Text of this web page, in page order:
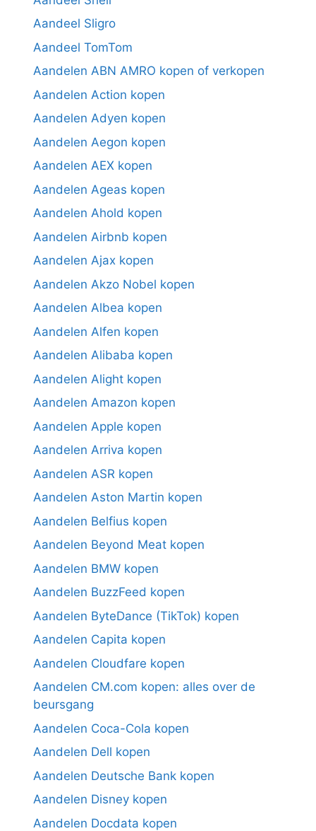
Aandeel Sligro
Aandeel TomTom
Aandelen ABN AMRO kopen of verkopen
Aandelen Action kopen
Aandelen Adyen kopen
Aandelen Aegon kopen
Aandelen AEX kopen
Aandelen Ageas kopen
Aandelen Ahold kopen
Aandelen Airbnb kopen
Aandelen Ajax kopen
Aandelen Akzo Nobel kopen
Aandelen Albea kopen
Aandelen Alfen kopen
Aandelen Alibaba kopen
Aandelen Alight kopen
Aandelen Amazon kopen
Aandelen Apple kopen
Aandelen Arriva kopen
Aandelen ASR kopen
Aandelen Aston Martin kopen
Aandelen Belfius kopen
Aandelen Beyond Meat kopen
Aandelen BMW kopen
Aandelen BuzzFeed kopen
Aandelen ByteDance (TikTok) kopen
Aandelen Capita kopen
Aandelen Cloudfare kopen
Aandelen CM.com kopen: alles over de
beursgang
Aandelen Coca-Cola kopen
Aandelen Dell kopen
Aandelen Deutsche Bank kopen
Aandelen Disney kopen
Aandelen Docdata kopen